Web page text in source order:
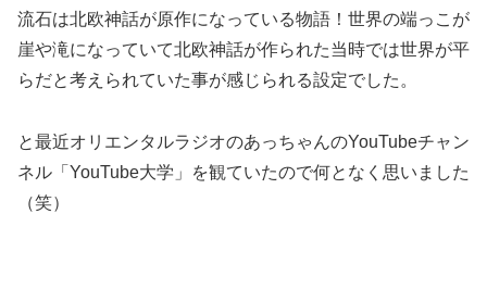
流石は北欧神話が原作になっている物語！世界の端っこが
崖や滝になっていて北欧神話が作られた当時では世界が平
らだと考えられていた事が感じられる設定でした。
と最近オリエンタルラジオのあっちゃんのYouTubeチャン
ネル「YouTube大学」を観ていたので何となく思いました
（笑）